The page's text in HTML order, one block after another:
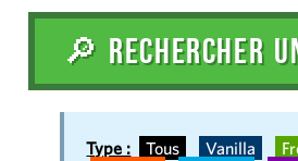
🔎 RECHERCHER
Type : Tous Vanilla